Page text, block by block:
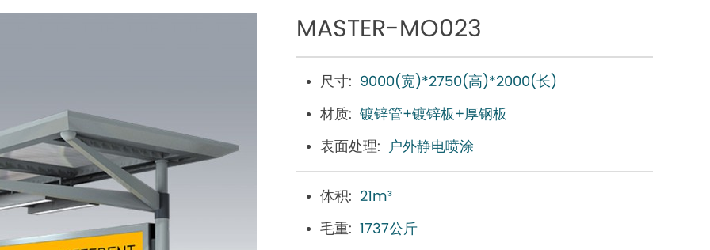
MASTER-MO023
尺寸: 9000(宽)*2750(高)*2000(长)
材质: 镀锌管+镀锌板+厚钢板
表面处理: 户外静电喷涂
体积: 21m³
毛重: 1737公斤